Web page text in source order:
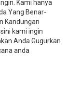
Kami hanya
Yang Benar-
Kandungan
kami ingin
Anda Gugurkan.
anda